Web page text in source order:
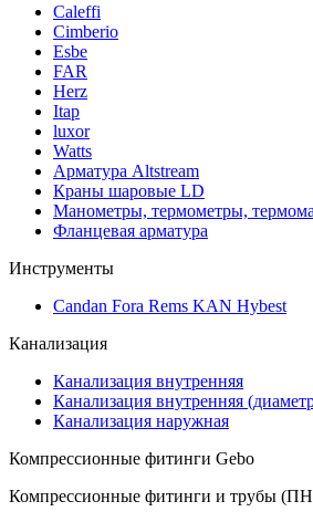
Caleffi
Cimberio
Esbe
FAR
Herz
Itap
luxor
Watts
Арматура Altstream
Краны шаровые LD
Манометры, термометры,
Фланцевая арматура
Инструменты
Candan Fora Rems KAN Hybest
Канализация
Канализация внутренняя
Канализация внутренняя
Канализация наружная
Компрессионные фитинги Gebo
Компрессионные фитинги и трубы